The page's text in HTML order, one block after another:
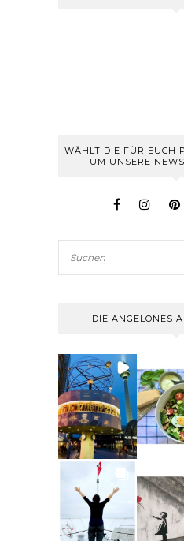
WÄHLT DIE FÜR EUCH
UM UNSERE
DIE ANGELONES